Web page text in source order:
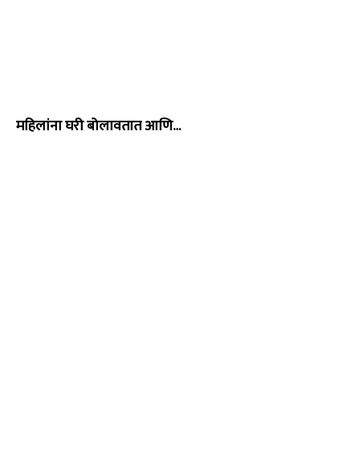
महिलांना घरी बोलावतात आणि…